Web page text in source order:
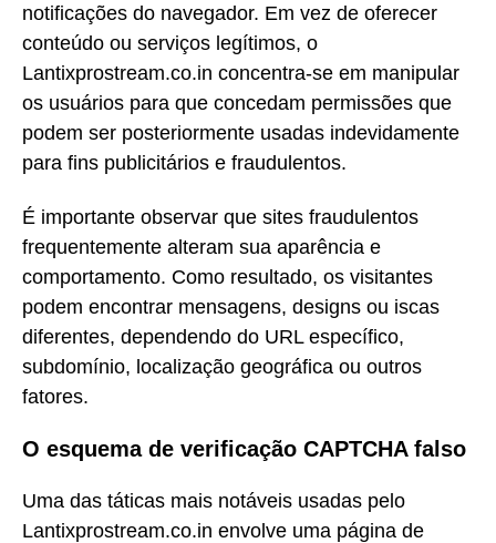
notificações do navegador. Em vez de oferecer
conteúdo ou serviços legítimos, o
Lantixprostream.co.in concentra-se em manipular
os usuários para que concedam permissões que
podem ser posteriormente usadas indevidamente
para fins publicitários e fraudulentos.
É importante observar que sites fraudulentos
frequentemente alteram sua aparência e
comportamento. Como resultado, os visitantes
podem encontrar mensagens, designs ou iscas
diferentes, dependendo do URL específico,
subdomínio, localização geográfica ou outros
fatores.
O esquema de verificação CAPTCHA falso
Uma das táticas mais notáveis usadas pelo
Lantixprostream.co.in envolve uma página de